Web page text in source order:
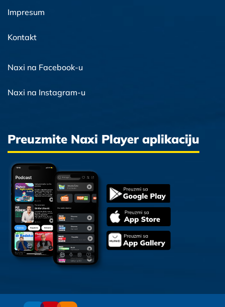
Impresum
Kontakt
Naxi na Facebook-u
Naxi na Instagram-u
Preuzmite Naxi Player aplikaciju